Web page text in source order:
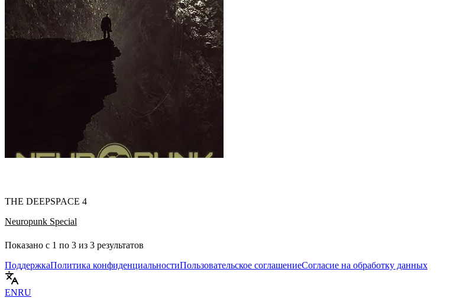
THE DEEPSPACE 4
Neuropunk Special
Показано с 1 по 3 из 3 результатов
ПоддержкаПолитика конфиденциальностиПользовательское соглашениеСогласие на обработку данных
ENRU